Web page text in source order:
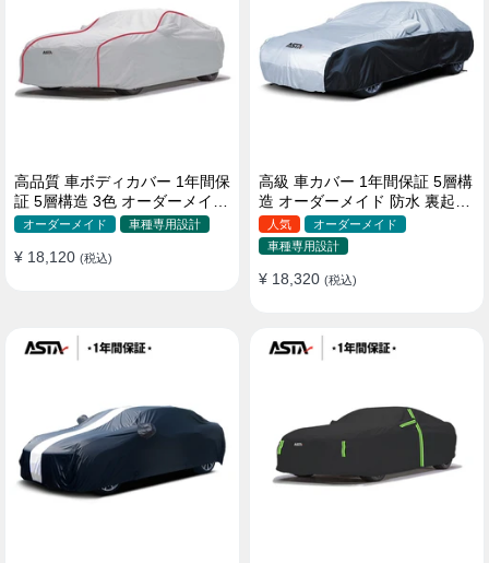
高品質 車ボディカバー 1年間保
証 5層構造 3色 オーダーメイド
裏起毛 防風防水 四季
オーダーメイド 車種専用設計
¥ 18,120 (税込)
高級 車カバー 1年間保証 5層構
造 オーダーメイド 防水 裏起毛
台風対策 黄砂対策 車種専用
人気
オーダーメイド
車種専用設計
¥ 18,320 (税込)